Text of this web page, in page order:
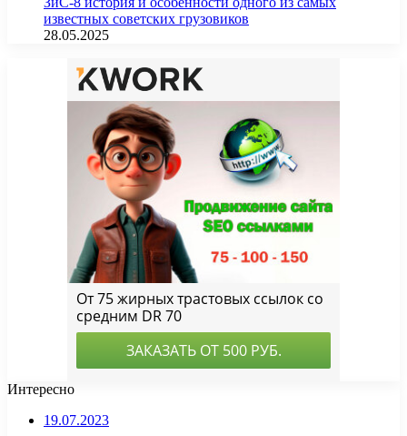
известных советских грузовиков
28.05.2025
Интересно
19.07.2023